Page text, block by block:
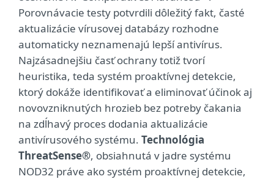
Porovnávacie testy potvrdili dôležitý fakt, časté
aktualizácie vírusovej databázy rozhodne
automaticky neznamenajú lepší antivírus.
Najzásadnejšiu časť ochrany totiž tvorí
heuristika, teda systém proaktívnej detekcie,
ktorý dokáže identifikovať a eliminovať účinok aj
novovzniknutých hrozieb bez potreby čakania
na zdĺhavý proces dodania aktualizácie
antivírusového systému. Technológia
ThreatSense®, obsiahnutá v jadre systému
NOD32 práve ako systém proaktívnej detekcie,